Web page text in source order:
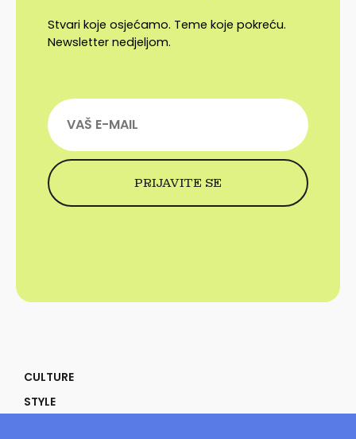
Stvari koje osjećamo. Teme koje pokreću.
Newsletter nedjeljom.
CULTURE
STYLE